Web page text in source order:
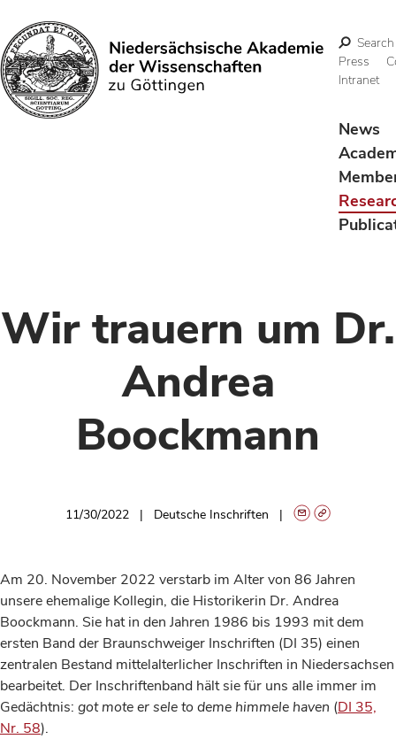
Search
Search
Press
Intranet
News
Wir trauern um Dr.
Andrea
Boockmann
11/30/2022 Deutsche Inschriften
Am 20. November 2022 verstarb im Alter von 86 Jahren
unsere ehemalige Kollegin, die Historikerin Dr. Andrea
Boockmann. Sie hat in den Jahren 1986 bis 1993 mit dem
ersten Band der Braunschweiger Inschriften (DI 35) einen
zentralen Bestand mittelalterlicher Inschriften in Niedersachsen
bearbeitet. Der Inschriftenband hält sie für uns alle immer im
Gedächtnis: got mote er sele to deme himmele haven (DI 35,
Nr. 58).